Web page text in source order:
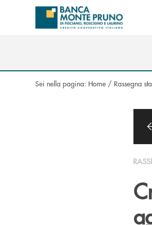
Salta al contenuto principale
Sei nella pagina: Home / Rassegna